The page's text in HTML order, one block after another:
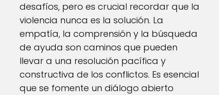
desafíos, pero es crucial recordar que la
violencia nunca es la solución. La
empatía, la comprensión y la búsqueda
de ayuda son caminos que pueden
llevar a una resolución pacífica y
constructiva de los conflictos. Es esencial
que se fomente un diálogo abierto